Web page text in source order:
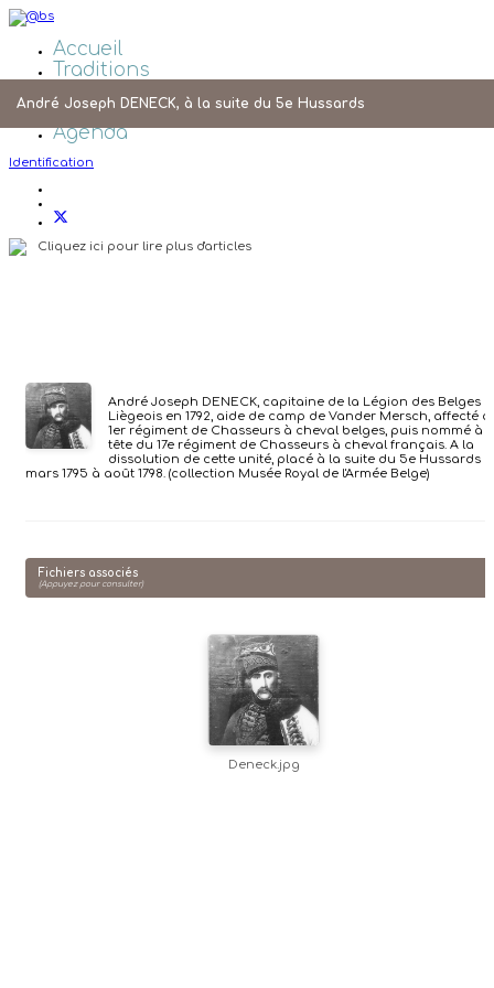
Accueil
Traditions
Galeries Photos
Liens
Agenda
Identification
Cliquez ici pour lire plus d'articles
André Joseph DENECK, à la suite du 5e Hussards
André Joseph DENECK, capitaine de la Légion des Belges
Liègeois en 1792, aide de camp de Vander Mersch, affecté
1er régiment de Chasseurs à cheval belges, puis nommé à
tête du 17e régiment de Chasseurs à cheval français. A la
dissolution de cette unité, placé à la suite du 5e Hussards
mars 1795 à août 1798. (collection Musée Royal de l'Armée Belge)
Fichiers associés
(Appuyez pour consulter)
Deneck.jpg